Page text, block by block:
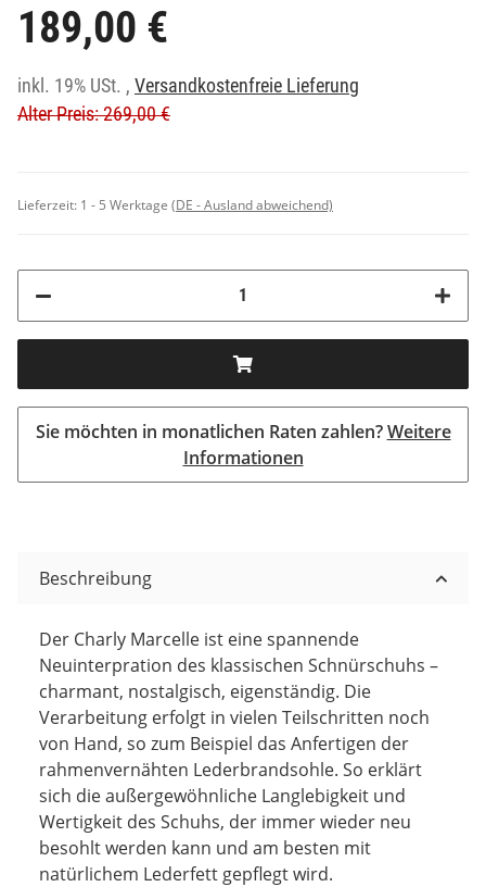
189,00 €
inkl. 19% USt. , Versandkostenfreie Lieferung
Alter Preis: 269,00 €
Lieferzeit: 1 - 5 Werktage (DE - Ausland abweichend)
Sie möchten in monatlichen Raten zahlen?Weitere
Informationen
Beschreibung
Der Charly Marcelle ist eine spannende
Neuinterpration des klassischen Schnürschuhs –
charmant, nostalgisch, eigenständig. Die
Verarbeitung erfolgt in vielen Teilschritten noch
von Hand, so zum Beispiel das Anfertigen der
rahmenvernähten Lederbrandsohle. So erklärt
sich die außergewöhnliche Langlebigkeit und
Wertigkeit des Schuhs, der immer wieder neu
besohlt werden kann und am besten mit
natürlichem Lederfett gepflegt wird.